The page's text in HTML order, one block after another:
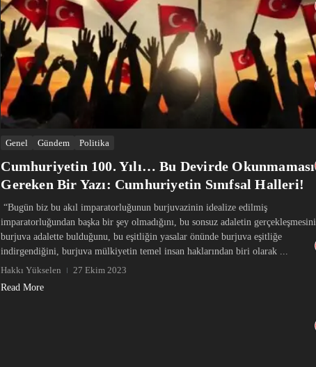
Genel Gündem Politika
Cumhuriyetin 100. Yılı… Bu Devirde Okunmaması
Gereken Bir Yazı: Cumhuriyetin Sınıfsal Halleri!
“Bugün biz bu akıl imparatorluğunun burjuvazinin idealize edilmiş
imparatorluğundan başka bir şey olmadığını, bu sonsuz adaletin gerçekleşmesini
burjuva adalette bulduğunu, bu eşitliğin yasalar önünde burjuva eşitliğe
indirgendiğini, burjuva mülkiyetin temel insan haklarından biri olarak ...
Hakkı Yükselen
27 Ekim 2023
Read More